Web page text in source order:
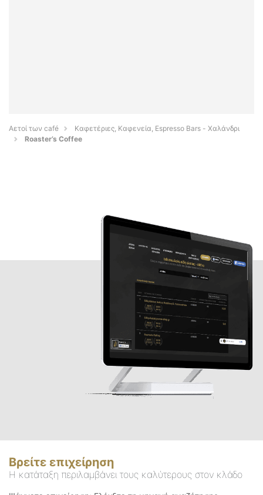
Αετοί των café
Καφετέριες, Καφενεία, Espresso Bars - Χαλάνδρι
Roaster’s Coffee
Βρείτε επιχείρηση
Η κατάταξη περιλαμβάνει τους καλύτερους στον κλάδο